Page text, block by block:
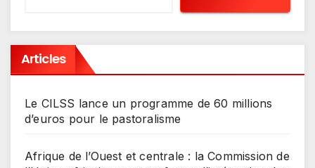
Articles
Le CILSS lance un programme de 60 millions
d’euros pour le pastoralisme
Afrique de l’Ouest et centrale : la Commission de